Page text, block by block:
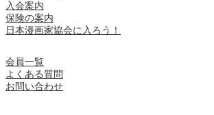
入会案内
保険の案内
日本漫画家協会に入ろう！
会員一覧
よくある質問
お問い合わせ